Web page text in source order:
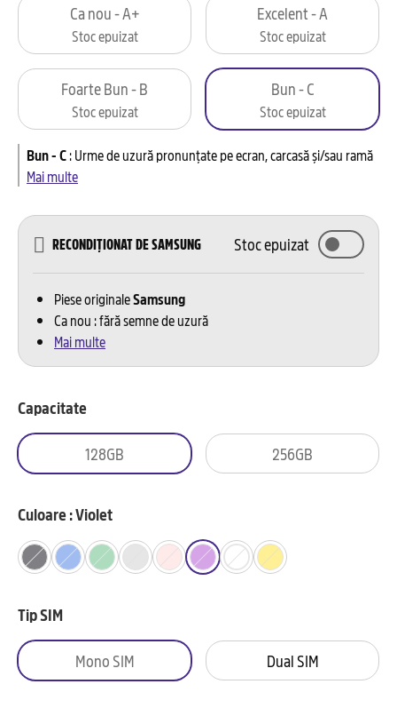
Ca nou - A+
Stoc epuizat
Excelent - A
Stoc epuizat
Foarte Bun - B
Stoc epuizat
Bun - C
Stoc epuizat
Bun - C:Urme de uzură pronunțate pe ecran, carcasă și/sau ramă
Mai multe
RECONDIȚIONAT DE SAMSUNG Stoc epuizat
Piese originaleSamsung
Ca nou : fără semne de uzură
Mai multe
Capacitate
128GB 256GB
Culoare : Violet
Tip SIM
Mono SIM Dual SIM